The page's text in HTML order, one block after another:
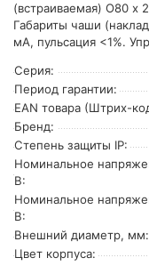
(встраиваемая) O80 х
Габариты чаши
мА, пульсация <1%.
Серия:
Период гарантии:
EAN товара (Штрих-
Бренд:
Степень защиты IP:
Номинальное
В:
Номинальное
В:
Внешний диаметр, мм:
Цвет корпуса: